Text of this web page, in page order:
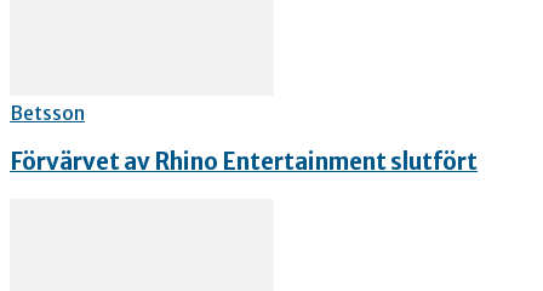
Betsson
Förvärvet av Rhino Entertainment slutfört